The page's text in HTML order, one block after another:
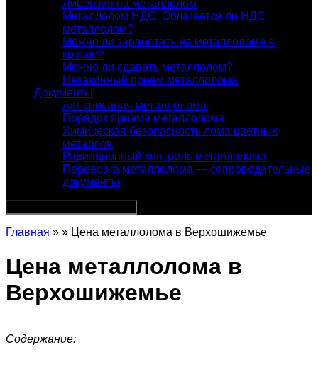
Лицензия на металлолом
Металлолом НДС. Облагается ли НДС
металлолом?
Можно ли заработать на металлоломе в
кризис?
Можно ли сдавать металлолом?
Незаконный прием металлолома
Документы
Акт списания металлолома
Порядок приема металлолома
Химическая безопасность лома цветных
металлов
Радиационный контроль металлолома
Перевозка металлолома — сопроводительные
документы
Главная » » Цена металлолома в Верхошижемье
Цена металлолома в
Верхошижемье
Содержание: